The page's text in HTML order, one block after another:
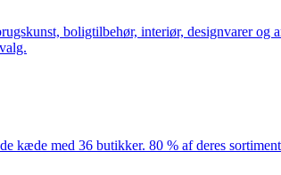
boligtilbehør, interiør, designvarer og
kæde med 36 butikker. 80 % af deres